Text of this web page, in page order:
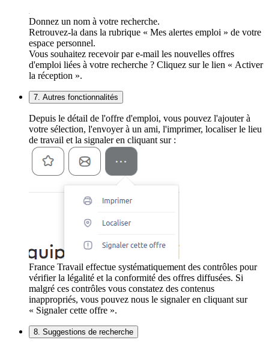
Donnez un nom à votre recherche.
Retrouvez-la dans la rubrique « Mes alertes emploi » de votre
espace personnel.
Vous souhaitez recevoir par e-mail les nouvelles offres
d'emploi liées à votre recherche ? Cliquez sur le lien « Activer
la réception ».
7. Autres fonctionnalités
Depuis le détail de l'offre d'emploi, vous pouvez l'ajouter à
votre sélection, l'envoyer à un ami, l'imprimer, localiser le lieu
de travail et la signaler en cliquant sur :
France Travail effectue systématiquement des contrôles pour
vérifier la légalité et la conformité des offres diffusées. Si
malgré ces contrôles vous constatez des contenus
inappropriés, vous pouvez nous le signaler en cliquant sur
« Signaler cette offre ».
8. Suggestions de recherche